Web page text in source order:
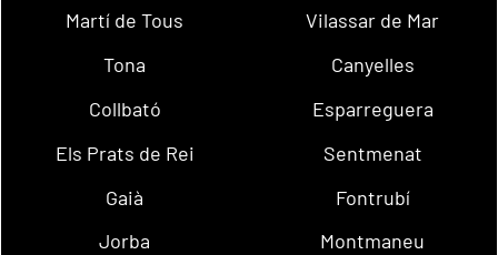
Martí de Tous
Vilassar de Mar
Tona
Canyelles
Collbató
Esparreguera
Els Prats de Rei
Sentmenat
Gaià
Fontrubí
Jorba
Montmaneu